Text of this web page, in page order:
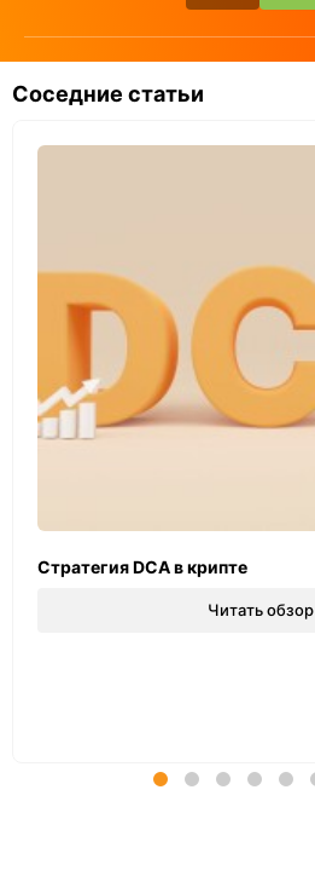
Соседние статьи
Стратегия DCA в крипте
Читать обзор